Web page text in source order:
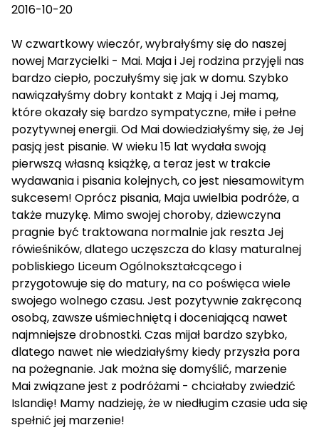
2016-10-20
W czwartkowy wieczór, wybrałyśmy się do naszej
nowej Marzycielki - Mai. Maja i Jej rodzina przyjęli nas
bardzo ciepło, poczułyśmy się jak w domu. Szybko
nawiązałyśmy dobry kontakt z Mają i Jej mamą,
które okazały się bardzo sympatyczne, miłe i pełne
pozytywnej energii. Od Mai dowiedziałyśmy się, że Jej
pasją jest pisanie. W wieku 15 lat wydała swoją
pierwszą własną książkę, a teraz jest w trakcie
wydawania i pisania kolejnych, co jest niesamowitym
sukcesem! Oprócz pisania, Maja uwielbia podróże, a
także muzykę. Mimo swojej choroby, dziewczyna
pragnie być traktowana normalnie jak reszta Jej
rówieśników, dlatego uczęszcza do klasy maturalnej
pobliskiego Liceum Ogólnokształcącego i
przygotowuje się do matury, na co poświęca wiele
swojego wolnego czasu. Jest pozytywnie zakręconą
osobą, zawsze uśmiechniętą i doceniającą nawet
najmniejsze drobnostki. Czas mijał bardzo szybko,
dlatego nawet nie wiedziałyśmy kiedy przyszła pora
na pożegnanie. Jak można się domyślić, marzenie
Mai związane jest z podróżami - chciałaby zwiedzić
Islandię! Mamy nadzieję, że w niedługim czasie uda się
spełnić jej marzenie!